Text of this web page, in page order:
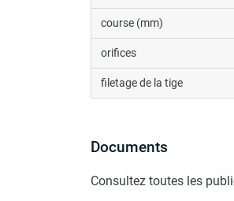
course (mm)
orifices
filetage de la tige
Documents
Consultez toutes les